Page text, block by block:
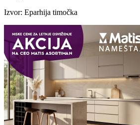
Izvor: Eparhija timočka